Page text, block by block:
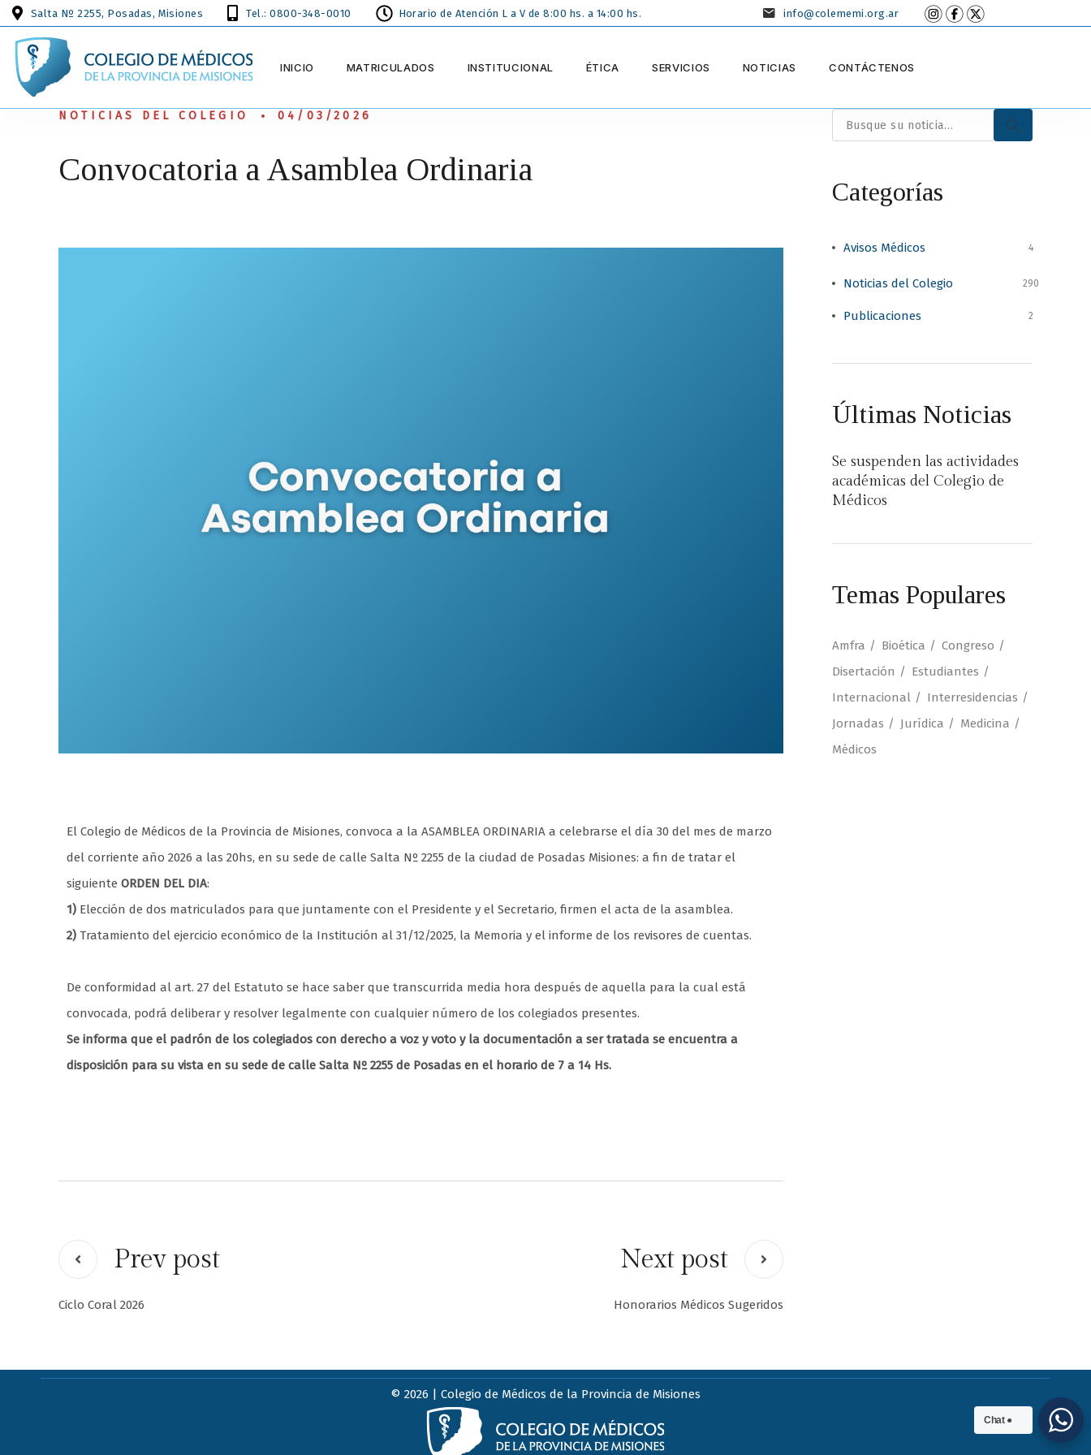
Salta Nº 2255, Posadas, Misiones Tel.: 0800-348-0010 Horario de Atención L a V de 8:00 hs. a 14:00 hs. info@colememi.org.ar
INICIO MATRICULADOS INSTITUCIONAL ÉTICA SERVICIOS NOTICIAS CONTÁCTENOS
NOTICIAS DEL COLEGIO 04/03/2026
Convocatoria a Asamblea Ordinaria
El Colegio de Médicos de la Provincia de Misiones, convoca a la ASAMBLEA ORDINARIA a celebrarse el día 30 del mes de marzo
del corriente año 2026 a las 20hs, en su sede de calle Salta Nº 2255 de la ciudad de Posadas Misiones: a fin de tratar el
siguiente ORDEN DEL DIA:
1) Elección de dos matriculados para que juntamente con el Presidente y el Secretario, firmen el acta de la asamblea.
2) Tratamiento del ejercicio económico de la Institución al 31/12/2025, la Memoria y el informe de los revisores de cuentas.
De conformidad al art. 27 del Estatuto se hace saber que transcurrida media hora después de aquella para la cual está
convocada, podrá deliberar y resolver legalmente con cualquier número de los colegiados presentes.
Se informa que el padrón de los colegiados con derecho a voz y voto y la documentación a ser tratada se encuentra a
disposición para su vista en su sede de calle Salta Nº 2255 de Posadas en el horario de 7 a 14 Hs.
Prev post
Ciclo Coral 2026
Next post
Honorarios Médicos Sugeridos
Categorías
Avisos Médicos 4
Noticias del Colegio 290
Publicaciones 2
Últimas Noticias
Se suspenden las actividades
académicas del Colegio de
Médicos
Temas Populares
Amfra Bioética
Congreso
Disertación
Estudiantes
Internacional
Interresidencias
Jornadas
Jurídica
Medicina
Médicos
© 2026 | Colegio de Médicos de la Provincia de Misiones
Chat ●